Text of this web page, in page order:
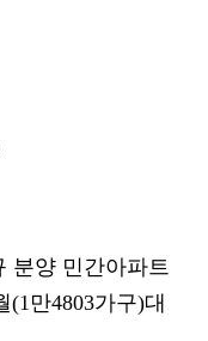
분양 민간아파트
만4803가구)대